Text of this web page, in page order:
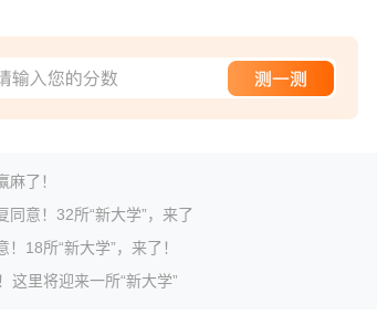
麻了！
同意！32所“新大学”，来了
！18所“新大学”，来了！
这里将迎来一所“新大学”